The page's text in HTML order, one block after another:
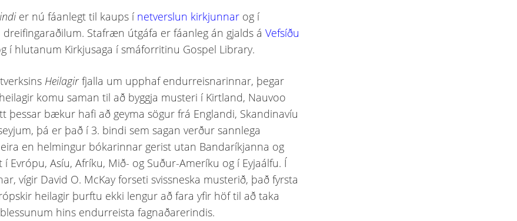
er nú fáanlegt til kaups í netverslun kirkjunnar og í
dreifingaraðilum. Stafræn útgáfa er fáanleg án gjalds áVefsíðu
í hlutanum Kirkjusaga í smáforritinu Gospel Library.
Heilagirfjalla um upphaf endurreisnarinnar, þegar
komu saman til að byggja musteri í Kirtland, Nauvoo
þessar bækur hafi að geyma sögur frá Englandi, Skandinavíu
þá er það í 3. bindi sem sagan verður sannlega
en helmingur bókarinnar gerist utan Bandaríkjanna og
í Evrópu, Asíu, Afríku, Mið- og Suður-Ameríku og í Eyjaálfu. Í
vígir David O. McKay forseti svissneska musterið, það fyrsta
heilagir þurftu ekki lengur að fara yfir höf til að taka
hins endurreista fagnaðarerindis.